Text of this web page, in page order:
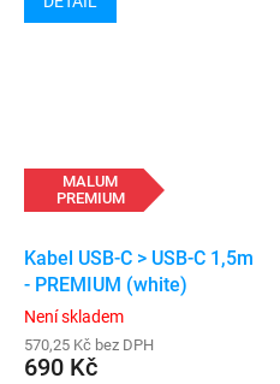
MALUM
PREMIUM
Kabel USB-C > USB-C 1,5m
- PREMIUM (white)
Není skladem
570,25 Kč bez DPH
690 Kč